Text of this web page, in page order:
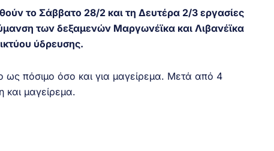
το Σάββατο 28/2 και τη Δευτέρα 2/3 εργασίες
των δεξαμενών Μαργωνέϊκα και Λιβανέϊκα
ύδρευσης.
πόσιμο όσο και για μαγείρεμα. Μετά από 4
και μαγείρεμα.